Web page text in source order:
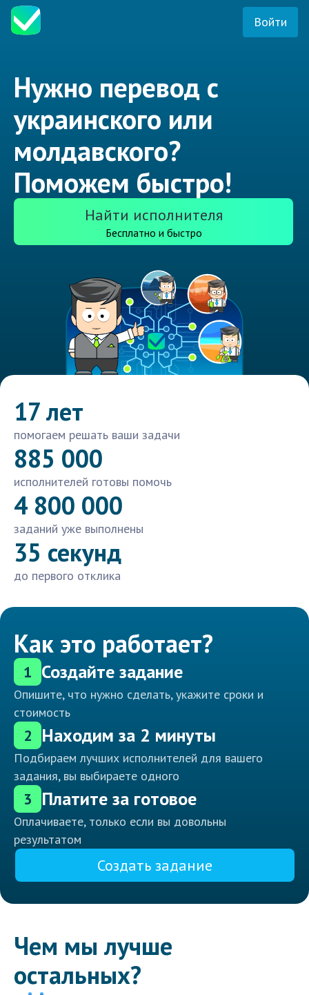
Войти
Нужно перевод с
украинского или
молдавского?
Поможем быстро!
Найти исполнителя
Бесплатно и быстро
17 лет
помогаем решать ваши задачи
885 000
исполнителей готовы помочь
4 800 000
заданий уже выполнены
35 секунд
до первого отклика
Как это работает?
1 Создайте задание
Опишите, что нужно сделать, укажите сроки и
стоимость
2 Находим за 2 минуты
Подбираем лучших исполнителей для вашего
задания, вы выбираете одного
3 Платите за готовое
Оплачиваете, только если вы довольны
результатом
Создать задание
Чем мы лучше
остальных?